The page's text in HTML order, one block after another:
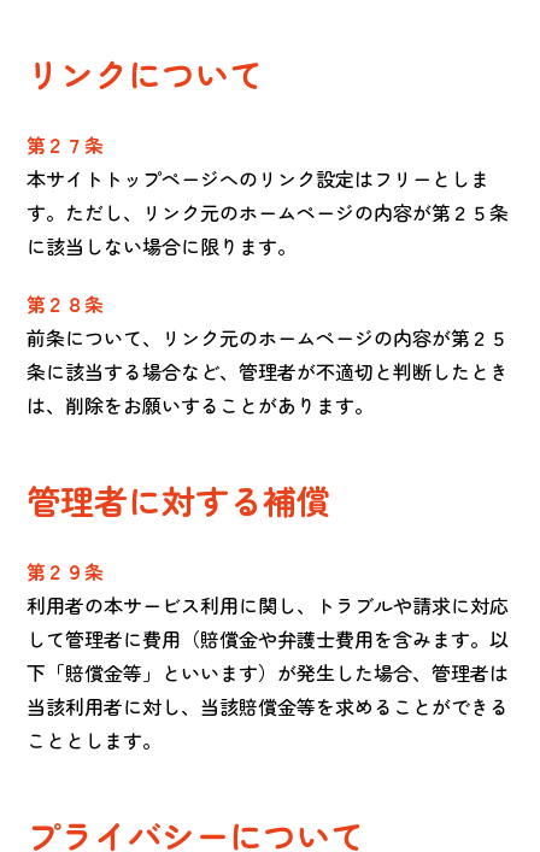
リンクについて
第２７条
本サイトトップページへのリンク設定はフリーとしま
す。ただし、リンク元のホームページの内容が第２５条
に該当しない場合に限ります。
第２８条
前条について、リンク元のホームページの内容が第２５
条に該当する場合など、管理者が不適切と判断したとき
は、削除をお願いすることがあります。
管理者に対する補償
第２９条
利用者の本サービス利用に関し、トラブルや請求に対応
して管理者に費用（賠償金や弁護士費用を含みます。以
下「賠償金等」といいます）が発生した場合、管理者は
当該利用者に対し、当該賠償金等を求めることができる
こととします。
プライバシーについて